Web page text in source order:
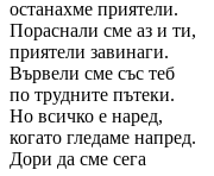
останахме приятели.
Пораснали сме аз и ти,
приятели завинаги.
Вървели сме със теб
по трудните пътеки.
Но всичко е наред,
когато гледаме напред.
Дори да сме сега